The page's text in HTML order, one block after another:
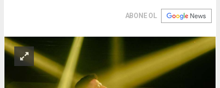
ABONE OL